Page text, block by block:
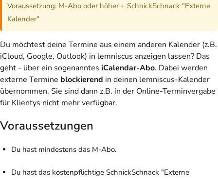
Voraussetzung: M-Abo oder höher + SchnickSchnack "Externe
Kalender"
Du möchtest deine Termine aus einem anderen Kalender (z.B.
iCloud, Google, Outlook) in lemniscus anzeigen lassen? Das
geht - über ein sogenanntes iCalendar-Abo. Dabei werden
externe Termine blockierend in deinen lemniscus-Kalender
übernommen. Sie sind dann z.B. in der Online-Terminvergabe
für Klientys nicht mehr verfügbar.
Voraussetzungen
Du hast mindestens das M-Abo.
Du hast das kostenpflichtige SchnickSchnack "Externe